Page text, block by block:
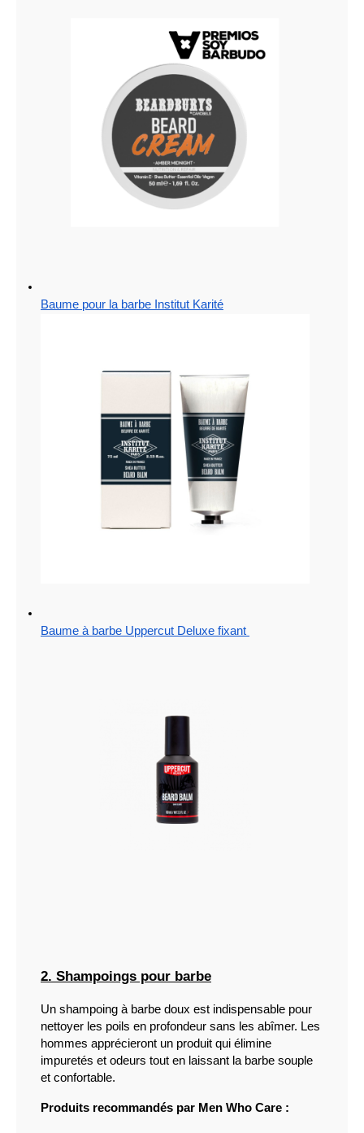
Baume pour la barbe Institut Karité
Baume à barbe Uppercut Deluxe fixant
2. Shampoings pour barbe
Un shampoing à barbe doux est indispensable pour
nettoyer les poils en profondeur sans les abîmer. Les
hommes apprécieront un produit qui élimine
impuretés et odeurs tout en laissant la barbe souple
et confortable.
Produits recommandés par Men Who Care :